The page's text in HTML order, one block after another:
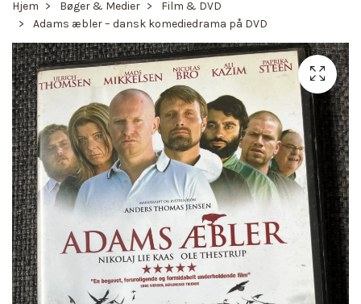
Hjem Bøger & Medier
Film & DVD
Adams æbler – dansk komediedrama på DVD